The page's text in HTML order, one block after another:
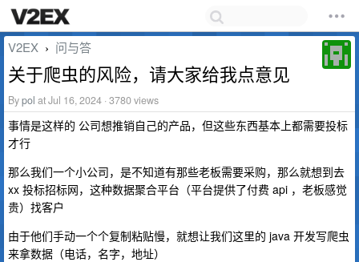
V2EX › 问与答
关于爬虫的风险，请大家给我点意见
Bypol at Jul 16, 2024 · 3780 views
事情是这样的 公司想推销自己的产品，但这些东西基本上都需要投标
才行
那么我们一个小公司，是不知道有那些老板需要采购，那么就想到去
xx 投标招标网，这种数据聚合平台（平台提供了付费 api ，老板感觉
贵）找客户
由于他们手动一个个复制粘贴慢，就想让我们这里的 java 开发写爬虫
来拿数据（电话，名字，地址）